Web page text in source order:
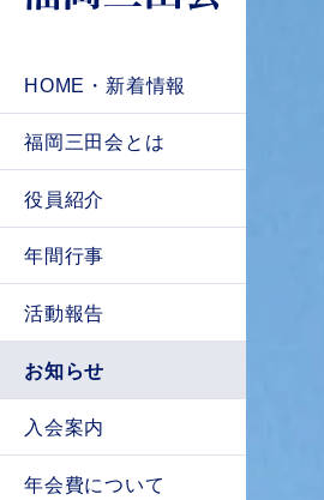
HOME・新着情報
福岡三田会とは
役員紹介
年間行事
活動報告
2026年
2025年
2023年
お知らせ
2026年
2025年
入会案内
年会費について